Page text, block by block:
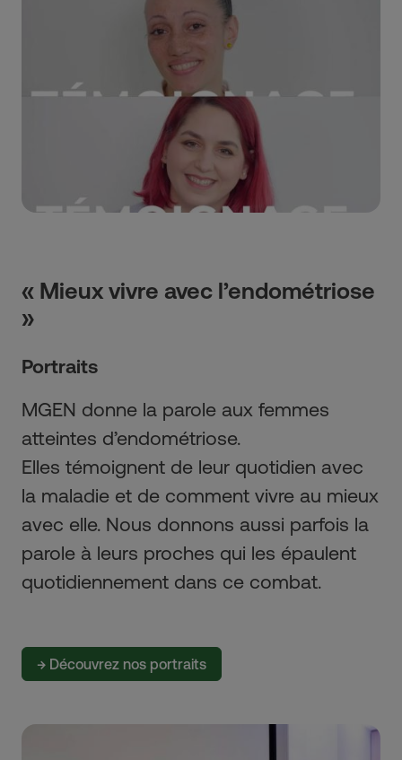
« Mieux vivre avec l’endométriose
»
Portraits
MGEN donne la parole aux femmes
atteintes d’endométriose.
Elles témoignent de leur quotidien avec
la maladie et de comment vivre au mieux
avec elle. Nous donnons aussi parfois la
parole à leurs proches qui les épaulent
quotidiennement dans ce combat.
→ Découvrez nos portraits